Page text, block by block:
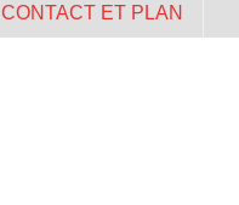
CONTACT ET PLAN